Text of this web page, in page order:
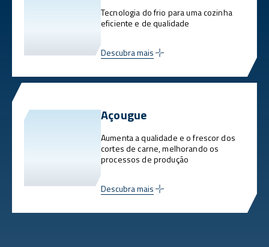
Tecnologia do frio para uma cozinha
eficiente e de qualidade
Descubra mais
Açougue
Aumenta a qualidade e o frescor dos
cortes de carne, melhorando os
processos de produção
Descubra mais